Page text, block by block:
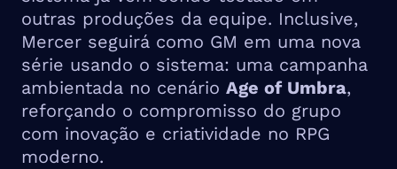
outras produções da equipe. Inclusive,
Mercer seguirá como GM em uma nova
série usando o sistema: uma campanha
ambientada no cenário Age of Umbra,
reforçando o compromisso do grupo
com inovação e criatividade no RPG
moderno.